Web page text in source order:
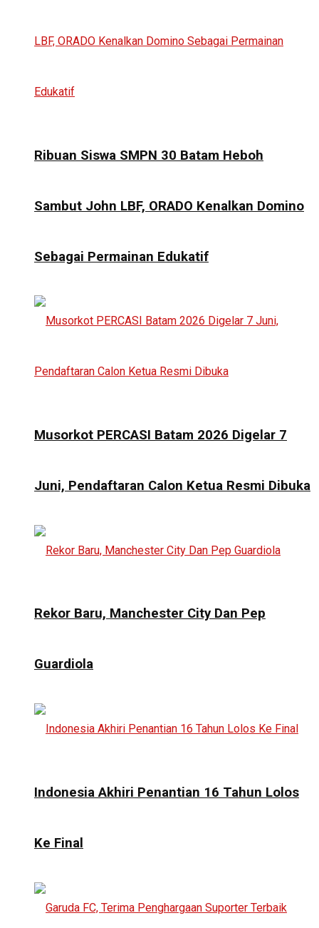
Ribuan Siswa SMPN 30 Batam Heboh
Sambut John LBF, ORADO Kenalkan Domino
Sebagai Permainan Edukatif
Musorkot PERCASI Batam 2026 Digelar 7
Juni, Pendaftaran Calon Ketua Resmi Dibuka
Rekor Baru, Manchester City Dan Pep
Guardiola
Indonesia Akhiri Penantian 16 Tahun Lolos
Ke Final